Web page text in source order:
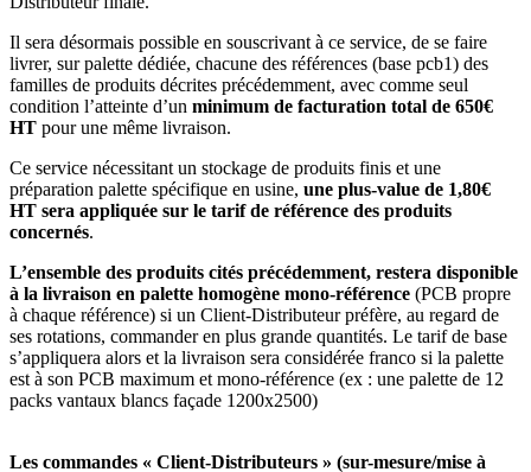
Il sera désormais possible en souscrivant à ce service, de se faire
livrer, sur palette dédiée, chacune des références (base pcb1) des
familles de produits décrites précédemment, avec comme seul
condition l’atteinte d’un minimum de facturation total de 650€
HT pour une même livraison.
Ce service nécessitant un stockage de produits finis et une
préparation palette spécifique en usine, une plus-value de 1,80€
HT sera appliquée sur le tarif de référence des produits
concernés.
L’ensemble des produits cités précédemment, restera disponible
à la livraison en palette homogène mono-référence (PCB propre
à chaque référence) si un Client-Distributeur préfère, au regard de
ses rotations, commander en plus grande quantités. Le tarif de base
s’appliquera alors et la livraison sera considérée franco si la palette
est à son PCB maximum et mono-référence (ex : une palette de 12
packs vantaux blancs façade 1200x2500)
Les commandes « Client-Distributeurs » (sur-mesure/mise à